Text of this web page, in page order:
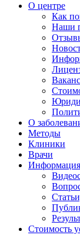
О центре
Как
Наши
О
Методы
Клиники
Врачи
Информация
Стоимость